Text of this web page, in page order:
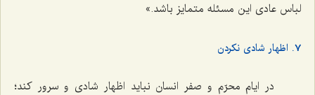
لباس عادی این مسئله متمایز باشد.»
7. اظهار شادی نکردن
در ایام محرّم و صفر انسان نباید اظهار شادی و سرور کند؛